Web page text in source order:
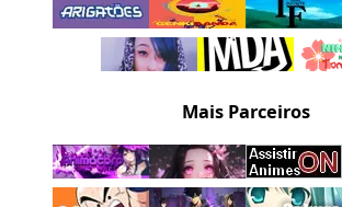
Mais Parceiros